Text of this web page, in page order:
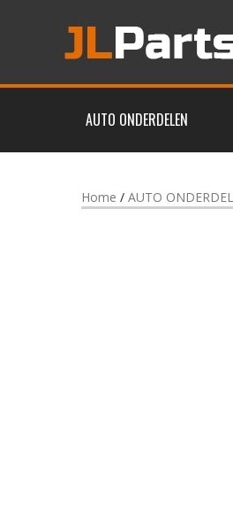
AUTO ONDERDELEN
Home / AUTO